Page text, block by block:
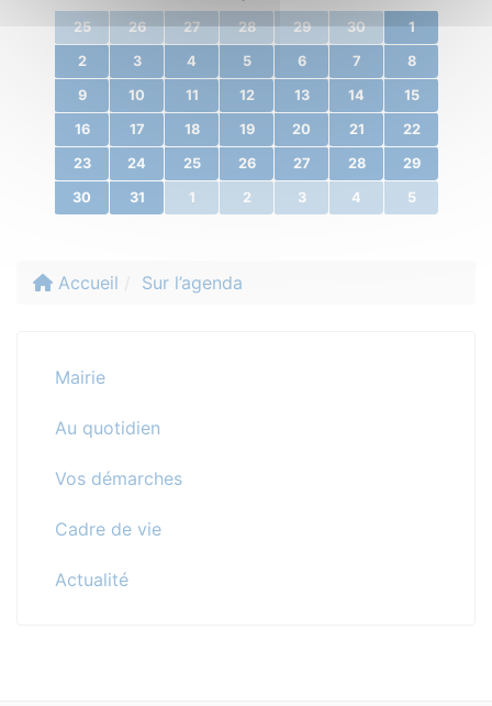
25 26 27 28 29 30 1
2 3 4 5 6 7 8
9 10 11 12 13 14 15
16 17 18 19 20 21 22
23 24 25 26 27 28 29
30 31 1 2 3 4 5
Accueil Sur l’agenda
Mairie
Au quotidien
Vos démarches
Cadre de vie
Actualité